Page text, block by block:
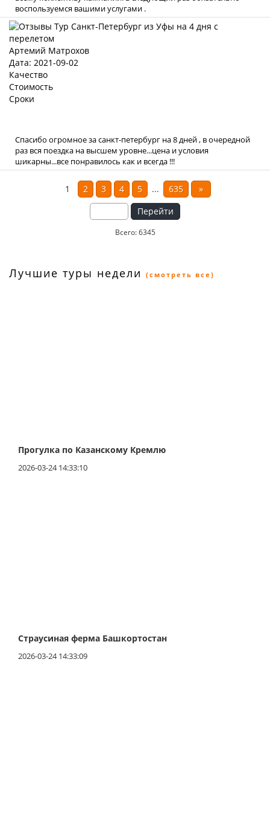
воспользуемся вашими услугами .
Артемий Матрохов
Дата: 2021-09-02
Качество
Стоимость
Сроки
Спасибо огромное за санкт-петербург на 8 дней , в очередной
раз вся поездка на высшем уровне...цена и условия
шикарны...все понравилось как и всегда !!!
1 2 3 4 5 ... 635
»
Перейти
Всего: 6345
Лучшие туры недели (смотреть все)
Прогулка по Казанскому Кремлю
2026-03-24 14:33:10
Страусиная ферма Башкортостан
2026-03-24 14:33:09